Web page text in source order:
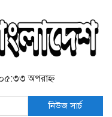
অপরাহ্ন
নিউজ সার্চ